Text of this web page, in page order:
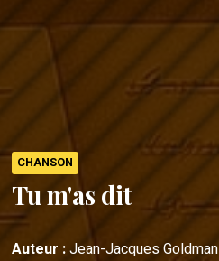
CHANSON
Tu m'as dit
Auteur :Jean-Jacques Goldman